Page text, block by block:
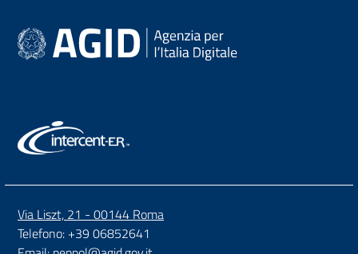
Via Liszt, 21 - 00144 Roma
Telefono: +39 06852641